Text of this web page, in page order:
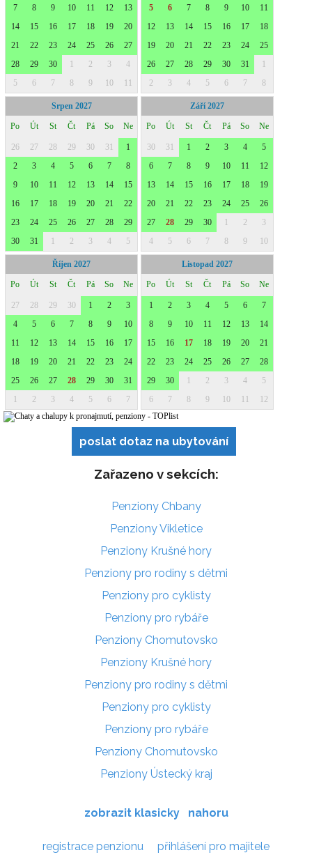
poslat dotaz na ubytování
Zařazeno v sekcích:
Penziony Chbany
Penziony Vikletice
Penziony Krušné hory
Penziony pro rodiny s dětmi
Penziony pro cyklisty
Penziony pro rybáře
Penziony Chomutovsko
Penziony Krušné hory
Penziony pro rodiny s dětmi
Penziony pro cyklisty
Penziony pro rybáře
Penziony Chomutovsko
Penziony Ústecký kraj
zobrazit klasicky nahoru
registrace penzionu přihlášení pro majitele